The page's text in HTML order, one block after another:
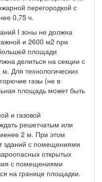
перегородкой с
0,75 ч.
I зоны не должна
и 2600 м2 при
площади
делиться на секции с
Для технологических
газы (не в
площадь может быть
и газовой
решетчатым или
2 м. При этом
зданий с помещениями
открытых
с помещениями
на границе площадки.